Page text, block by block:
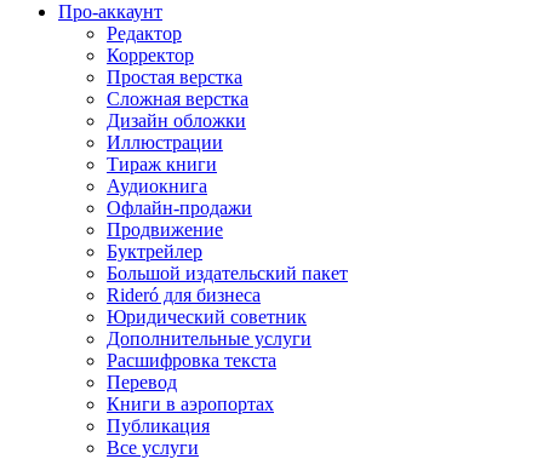
Про-аккаунт
Редактор
Корректор
Простая верстка
Сложная верстка
Дизайн обложки
Иллюстрации
Тираж книги
Аудиокнига
Офлайн-продажи
Продвижение
Буктрейлер
Большой издательский пакет
Rideró для бизнеса
Юридический советник
Дополнительные услуги
Расшифровка текста
Перевод
Книги в аэропортах
Публикация
Все услуги